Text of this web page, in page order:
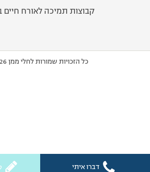
קבוצות תמיכה לאורח חיים
כל הזכויות שמורות לחלי ממן 2026
דברו איתי